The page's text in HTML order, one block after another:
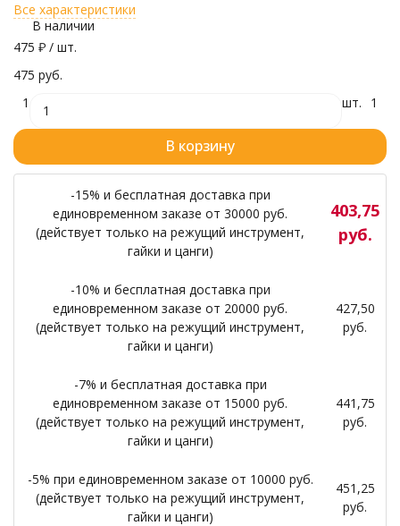
Все характеристики
В наличии
475 ₽ / шт.
475 руб.
1
шт. 1
В корзину
-15% и бесплатная доставка при
единовременном заказе от 30000 руб.
(действует только на режущий инструмент,
гайки и цанги)
403,75
руб.
-10% и бесплатная доставка при
единовременном заказе от 20000 руб.
(действует только на режущий инструмент,
гайки и цанги)
427,50
руб.
-7% и бесплатная доставка при
единовременном заказе от 15000 руб.
(действует только на режущий инструмент,
гайки и цанги)
441,75
руб.
-5% при единовременном заказе от 10000 руб.
(действует только на режущий инструмент,
гайки и цанги)
451,25
руб.